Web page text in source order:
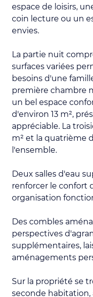
espace de loisirs,
coin lecture ou un
envies.
La partie nuit
surfaces variées
besoins d'une
première chambre
un bel espace
d'environ 13 m²,
appréciable. La
m² et la quatrième
l'ensemble.
Deux salles d'eau
renforcer le
organisation
Des combles
perspectives
supplémentaires,
aménagements
Sur la propriété se
seconde